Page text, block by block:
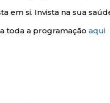
em si. Invista na sua
toda a programação aqui